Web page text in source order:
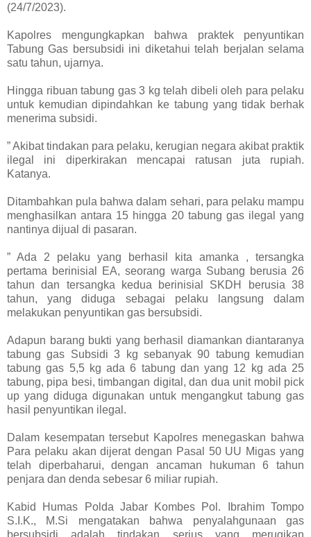
(24/7/2023).
Kapolres mengungkapkan bahwa praktek penyuntikan
Tabung Gas bersubsidi ini diketahui telah berjalan selama
satu tahun, ujarnya.
Hingga ribuan tabung gas 3 kg telah dibeli oleh para pelaku
untuk kemudian dipindahkan ke tabung yang tidak berhak
menerima subsidi.
” Akibat tindakan para pelaku, kerugian negara akibat praktik
ilegal ini diperkirakan mencapai ratusan juta rupiah.
Katanya.
Ditambahkan pula bahwa dalam sehari, para pelaku mampu
menghasilkan antara 15 hingga 20 tabung gas ilegal yang
nantinya dijual di pasaran.
” Ada 2 pelaku yang berhasil kita amanka , tersangka
pertama berinisial EA, seorang warga Subang berusia 26
tahun dan tersangka kedua berinisial SKDH berusia 38
tahun, yang diduga sebagai pelaku langsung dalam
melakukan penyuntikan gas bersubsidi.
Adapun barang bukti yang berhasil diamankan diantaranya
tabung gas Subsidi 3 kg sebanyak 90 tabung kemudian
tabung gas 5,5 kg ada 6 tabung dan yang 12 kg ada 25
tabung, pipa besi, timbangan digital, dan dua unit mobil pick
up yang diduga digunakan untuk mengangkut tabung gas
hasil penyuntikan ilegal.
Dalam kesempatan tersebut Kapolres menegaskan bahwa
Para pelaku akan dijerat dengan Pasal 50 UU Migas yang
telah diperbaharui, dengan ancaman hukuman 6 tahun
penjara dan denda sebesar 6 miliar rupiah.
Kabid Humas Polda Jabar Kombes Pol. Ibrahim Tompo
S.I.K., M.Si mengatakan bahwa penyalahgunaan gas
bersubsidi adalah tindakan serius yang merugikan